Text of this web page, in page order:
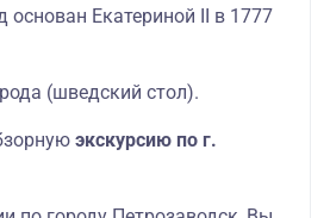
основан Екатериной II в 1777
(шведский стол).
экскурсию по г.